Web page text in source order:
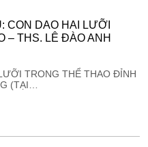
CON DAO HAI LƯỠI
– THS. LÊ ĐÀO ANH
TRONG THỂ THAO ĐỈNH
(TẠI…